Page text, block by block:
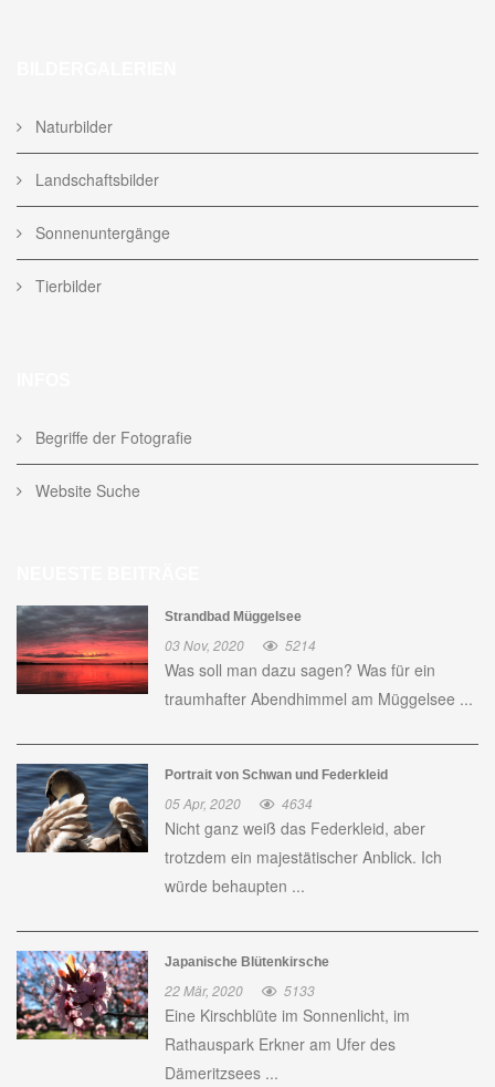
Naturbilder
Landschaftsbilder
Sonnenuntergänge
Tierbilder
Begriffe der Fotografie
Website Suche
Strandbad Müggelsee
03 Nov, 2020 5214
Was soll man dazu sagen? Was für ein
traumhafter Abendhimmel am Müggelsee ...
Portrait von Schwan und Federkleid
05 Apr, 2020 4634
Nicht ganz weiß das Federkleid, aber
trotzdem ein majestätischer Anblick. Ich
würde behaupten ...
Japanische Blütenkirsche
22 Mär, 2020 5133
Eine Kirschblüte im Sonnenlicht, im
Rathauspark Erkner am Ufer des
Dämeritzsees ...